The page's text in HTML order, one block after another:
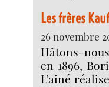
Les frères
26 novembre
Hâtons-
en 1896,
L’ainé